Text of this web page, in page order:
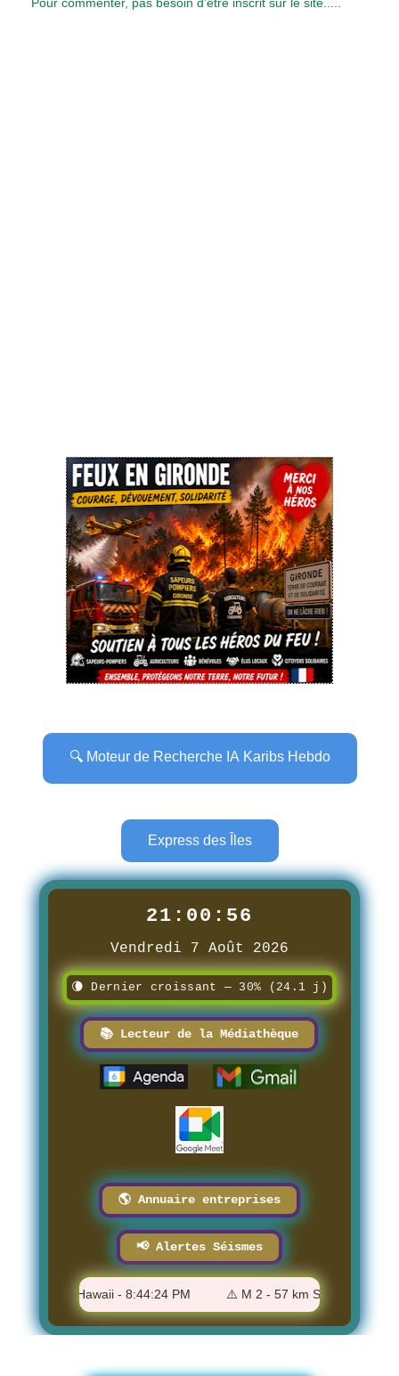
🔍 Moteur de Recherche IA Karibs Hebdo
Express des Îles
21:00:58
Vendredi 7 Août 2026
🌘 Dernier croissant — 30% (24.1 j)
📚 Lecteur de la Médiathèque
🌎 Annuaire entreprises
📢 Alertes Séismes
Hawaii - 8:44:24 PM ⚠️ M 2 - 57 km SSW of Nanwalek,